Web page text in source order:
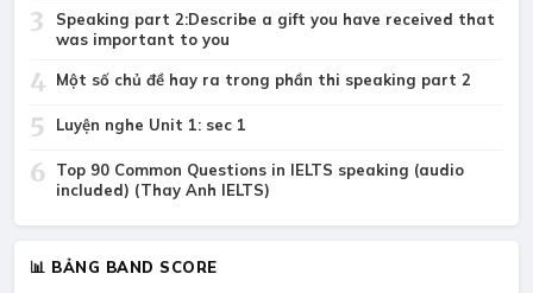
3
Speaking part 2:Describe a gift you have received that
was important to you
4 Một số chủ đề hay ra trong phần thi speaking part 2
5 Luyện nghe Unit 1: sec 1
6
Top 90 Common Questions in IELTS speaking (audio
included) (Thay Anh IELTS)
📊 BẢNG BAND SCORE